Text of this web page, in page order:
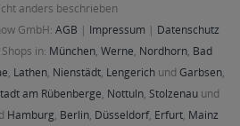
anders beschrieben
GmbH: AGB | Impressum | Datenschutz
in: München, Werne, Nordhorn, Bad
, Lathen, Nienstädt, Lengerichund Garbsen,
am Rübenberge, Nottuln, Stolzenau und
Hamburg, Berlin, Düsseldorf, Erfurt, Mainz